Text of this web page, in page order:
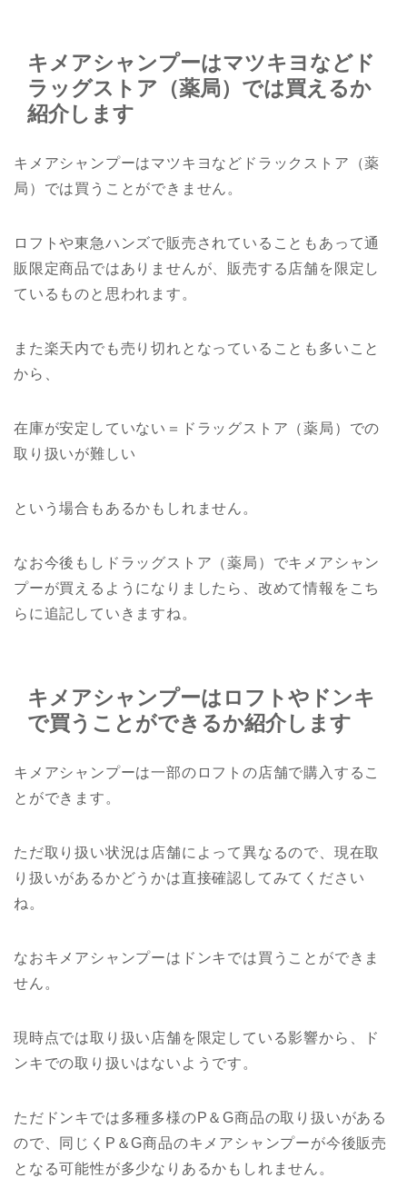
キメアシャンプーはマツキヨなどド
ラッグストア（薬局）では買えるか
紹介します
キメアシャンプーはマツキヨなどドラックストア（薬
局）では買うことができません。
ロフトや東急ハンズで販売されていることもあって通
販限定商品ではありませんが、販売する店舗を限定し
ているものと思われます。
また楽天内でも売り切れとなっていることも多いこと
から、
在庫が安定していない＝ドラッグストア（薬局）での
取り扱いが難しい
という場合もあるかもしれません。
なお今後もしドラッグストア（薬局）でキメアシャン
プーが買えるようになりましたら、改めて情報をこち
らに追記していきますね。
キメアシャンプーはロフトやドンキ
で買うことができるか紹介します
キメアシャンプーは一部のロフトの店舗で購入するこ
とができます。
ただ取り扱い状況は店舗によって異なるので、現在取
り扱いがあるかどうかは直接確認してみてください
ね。
なおキメアシャンプーはドンキでは買うことができま
せん。
現時点では取り扱い店舗を限定している影響から、ド
ンキでの取り扱いはないようです。
ただドンキでは多種多様のP＆G商品の取り扱いがある
ので、同じくP＆G商品のキメアシャンプーが今後販売
となる可能性が多少なりあるかもしれません。